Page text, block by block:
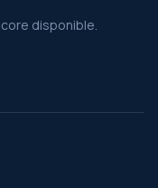
disponible.